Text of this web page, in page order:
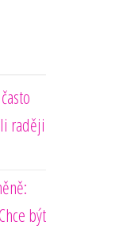
raději
být